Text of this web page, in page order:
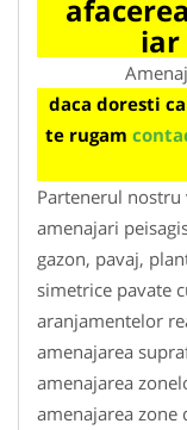
iar
daca doresti
te rugam
Partenerul nostru
amenajari
gazon, pavaj,
simetrice pavate
aranjamentelor
amenajarea
amenajarea
amenajarea zone